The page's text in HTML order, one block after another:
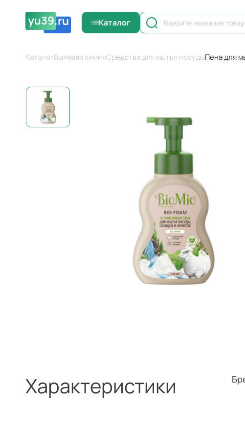
Каталог
КаталогБытовая химияСредства для мытья посудыПена для
Характеристики